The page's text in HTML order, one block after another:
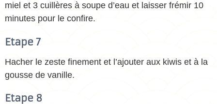
miel et 3 cuillères à soupe d’eau et laisser frémir 10
minutes pour le confire.
Etape 7
Hacher le zeste finement et l’ajouter aux kiwis et à la
gousse de vanille.
Etape 8